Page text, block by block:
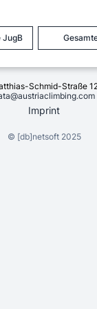
JugB
Schmid-Straße
Imprint
© [db]netsoft2025